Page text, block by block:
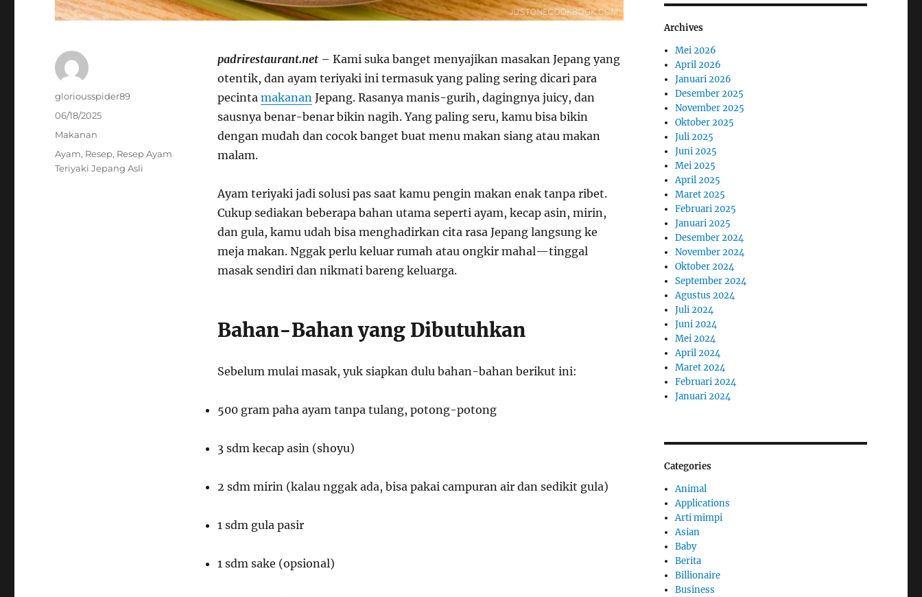
padrirestaurant.net– Kami suka banget menyajikan masakan Jepang yang
otentik, dan ayam teriyaki ini termasuk yang paling sering dicari para
pecinta makanan Jepang. Rasanya manis-gurih, dagingnya juicy, dan
sausnya benar-benar bikin nagih. Yang paling seru, kamu bisa bikin
dengan mudah dan cocok banget buat menu makan siang atau makan
malam.
Ayam teriyaki jadi solusi pas saat kamu pengin makan enak tanpa ribet.
Cukup sediakan beberapa bahan utama seperti ayam, kecap asin, mirin,
dan gula, kamu udah bisa menghadirkan cita rasa Jepang langsung ke
meja makan. Nggak perlu keluar rumah atau ongkir mahal—tinggal
masak sendiri dan nikmati bareng keluarga.
Bahan-Bahan yang Dibutuhkan
Sebelum mulai masak, yuk siapkan dulu bahan-bahan berikut ini:
500 gram paha ayam tanpa tulang, potong-potong
3 sdm kecap asin (shoyu)
2 sdm mirin (kalau nggak ada, bisa pakai campuran air dan sedikit gula)
1 sdm gula pasir
1 sdm sake (opsional)
Author
gloriousspider89
Posted
06/18/2025
Categories
Makanan
Tags
Ayam, Resep, Resep Ayam
Teriyaki Jepang Asli
Archives
Mei 2026
April 2026
Januari 2026
Desember 2025
November 2025
Oktober 2025
Juli 2025
Juni 2025
Mei 2025
April 2025
Maret 2025
Februari 2025
Januari 2025
Desember 2024
November 2024
Oktober 2024
September 2024
Agustus 2024
Juli 2024
Juni 2024
Mei 2024
April 2024
Maret 2024
Februari 2024
Januari 2024
Categories
Animal
Applications
Arti mimpi
Asian
Baby
Berita
Billionaire
Business